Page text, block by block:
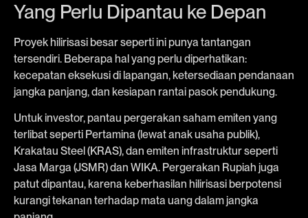
Yang Perlu Dipantau ke Depan
Proyek hilirisasi besar seperti ini punya tantangan
tersendiri. Beberapa hal yang perlu diperhatikan:
kecepatan eksekusi di lapangan, ketersediaan pendanaan
jangka panjang, dan kesiapan rantai pasok pendukung.
Untuk investor, pantau pergerakan saham emiten yang
terlibat seperti Pertamina (lewat anak usaha publik),
Krakatau Steel (KRAS), dan emiten infrastruktur seperti
Jasa Marga (JSMR) dan WIKA. Pergerakan Rupiah juga
patut dipantau, karena keberhasilan hilirisasi berpotensi
kurangi tekanan terhadap mata uang dalam jangka